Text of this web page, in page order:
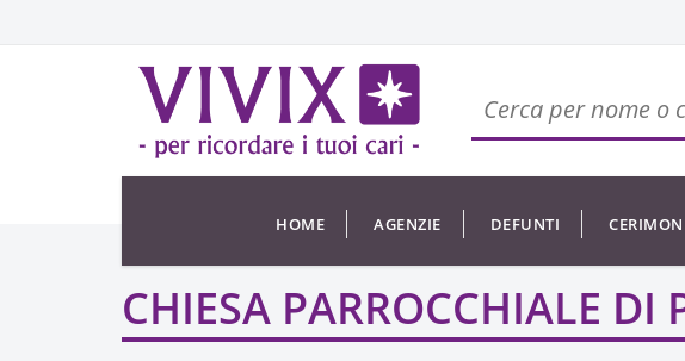
HOME AGENZIE DEFUNTI
CHIESA PARROCCHIALE DI